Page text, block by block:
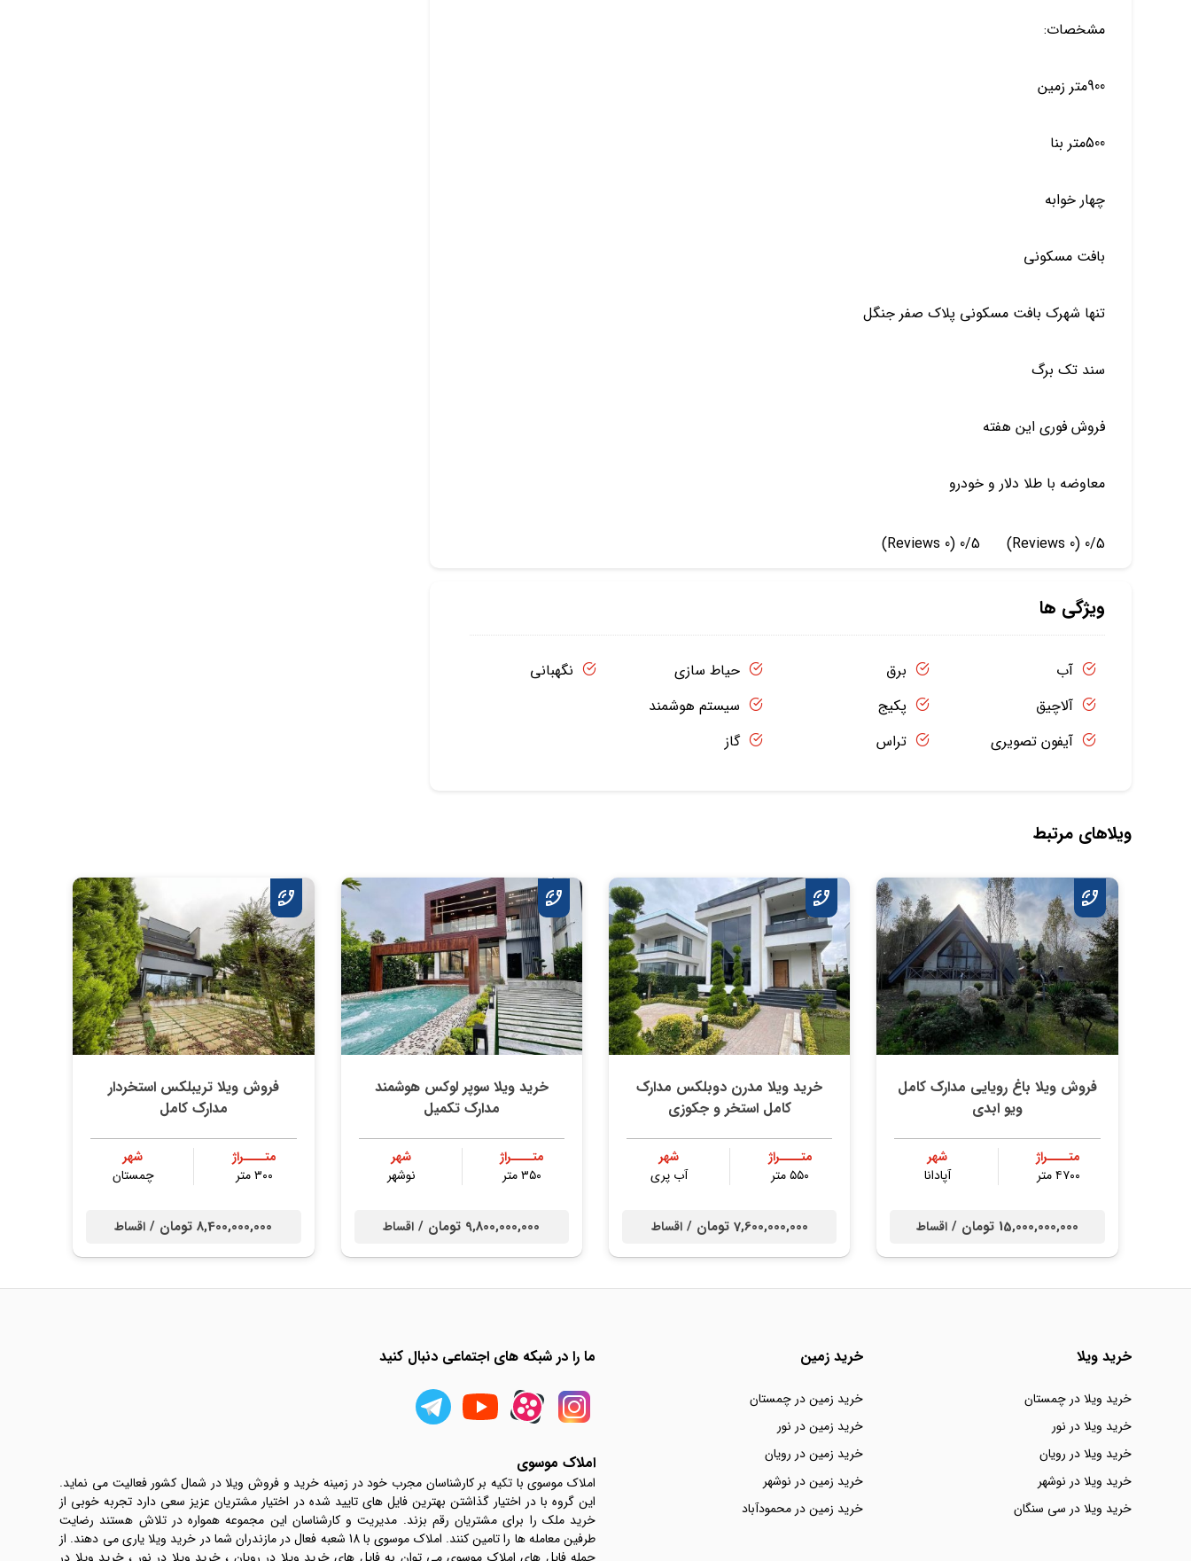
مشخصات:
900متر زمین
500متر بنا
چهار خوابه
بافت مسکونی
تنها شهرک بافت مسکونی پلاک صفر جنگل
سند تک برگ
فروش فوری این هفته
معاوضه با طلا دلار و خودرو
0/5
(0 Reviews)
0/5
(0 Reviews)
ویژگی ها
آب
آلاچیق
آیفون تصویری
برق
پکیج
تراس
حیاط سازی
سیستم هوشمند
گاز
نگهبانی
ویلاهای مرتبط
فروش ویلا باغ رویایی مدارک کامل
ویو ابدی
متــــراژ
۴۷۰۰ متر
شهر
آپادانا
15,000,000,000 تومان / اقساط
خرید ویلا مدرن دوبلکس مدارک
کامل استخر و جکوزی
متــــراژ
۵۵۰ متر
شهر
آب پری
7,600,000,000 تومان / اقساط
خرید ویلا سوپر لوکس هوشمند
مدارک تکمیل
متــــراژ
۳۵۰ متر
شهر
نوشهر
9,800,000,000 تومان / اقساط
فروش ویلا تریبلکس استخردار
مدارک کامل
متــــراژ
۳۰۰ متر
شهر
چمستان
8,400,000,000 تومان / اقساط
خرید ویلا
خرید ویلا در چمستان
خرید ویلا در نور
خرید ویلا در رویان
خرید ویلا در نوشهر
خرید ویلا در سی سنگان
خرید زمین
خرید زمین در چمستان
خرید زمین در نور
خرید زمین در رویان
خرید زمین در نوشهر
خرید زمین در محمودآباد
ما را در شبکه های اجتماعی دنبال کنید
املاک موسوی
املاک موسوی با تکیه بر کارشناسان مجرب خود در زمینه خرید و فروش ویلا در شمال کشور فعالیت می نماید.
این گروه با در اختیار گذاشتن بهترین فایل های تایید شده در اختیار مشتریان عزیز سعی دارد تجربه خوبی از
خرید ملک را برای مشتریان رقم بزند. مدیریت و کارشناسان این مجموعه همواره در تلاش هستند رضایت
طرفین معامله ها را تامین کنند. املاک موسوی با 18 شعبه فعال در مازندران شما در خرید ویلا یاری می دهند. از